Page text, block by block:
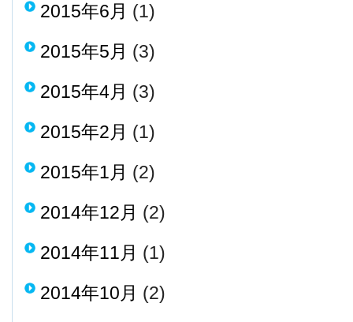
2015年6月 (1)
2015年5月 (3)
2015年4月 (3)
2015年2月 (1)
2015年1月 (2)
2014年12月 (2)
2014年11月 (1)
2014年10月 (2)